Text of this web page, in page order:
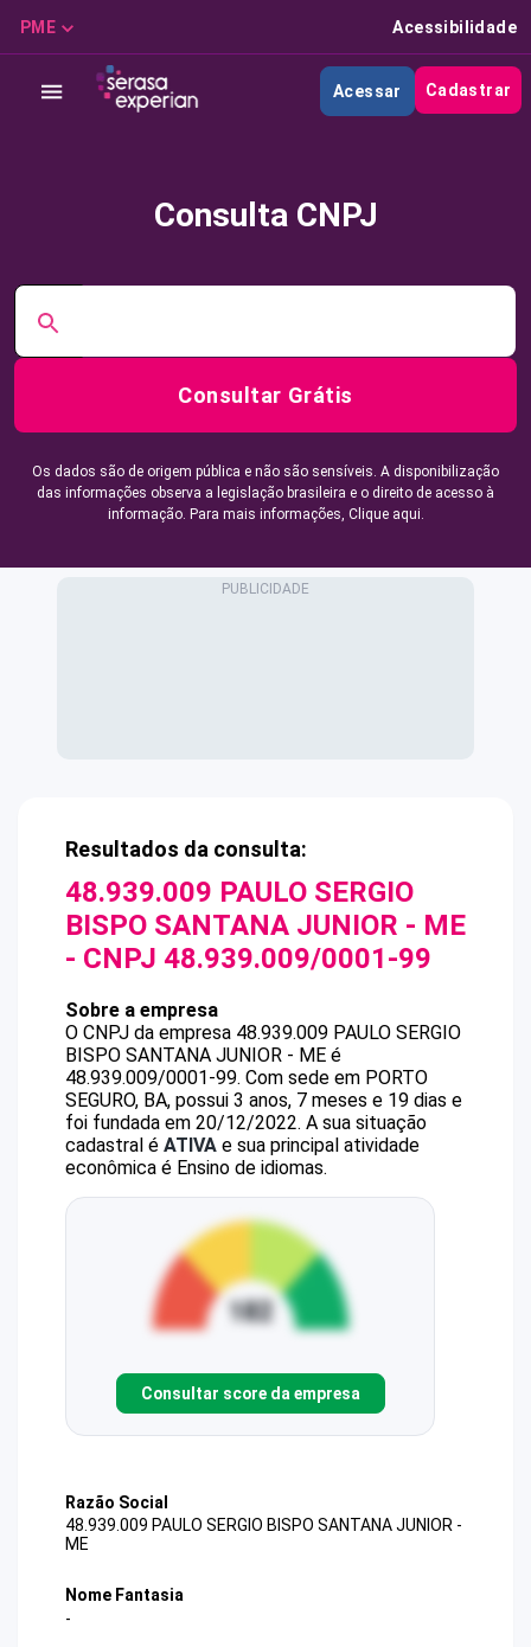
PME Acessibilidade
Acessar Cadastrar
Consulta CNPJ
Consultar Grátis
Os dados são de origem pública e não são sensíveis. A disponibilização
das informações observa a legislação brasileira e o direito de acesso à
informação. Para mais informações, Clique aqui.
Resultados da consulta:
48.939.009 PAULO SERGIO
BISPO SANTANA JUNIOR - ME
- CNPJ 48.939.009/0001-99
Sobre a empresa
O CNPJ da empresa 48.939.009 PAULO SERGIO
BISPO SANTANA JUNIOR - ME é
48.939.009/0001-99. Com sede em PORTO
SEGURO, BA, possui 3 anos, 7 meses e 19 dias e
foi fundada em 20/12/2022. A sua situação
cadastral é ATIVA e sua principal atividade
econômica é Ensino de idiomas.
Consultar score da empresa
Razão Social
48.939.009 PAULO SERGIO BISPO SANTANA JUNIOR -
ME
Nome Fantasia
-